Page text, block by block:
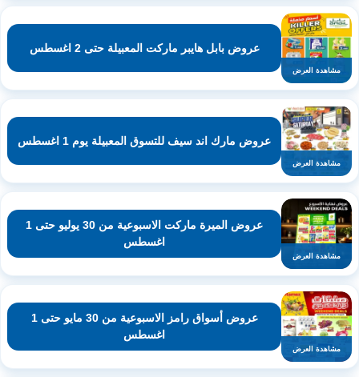
مشاهدة العرض
عروض بابل هايبر ماركت المعبيلة حتى 2 اغسطس
مشاهدة العرض
عروض مارك اند سيف للتسوق المعبيلة يوم 1 اغسطس
مشاهدة العرض
عروض الميرة ماركت الاسبوعية من 30 يوليو حتى 1
اغسطس
مشاهدة العرض
عروض أسواق رامز الاسبوعية من 30 مايو حتى 1
اغسطس